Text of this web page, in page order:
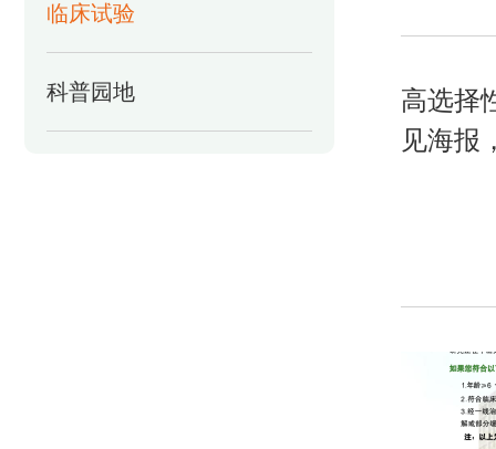
临床试验
科普园地
高选择
见海报